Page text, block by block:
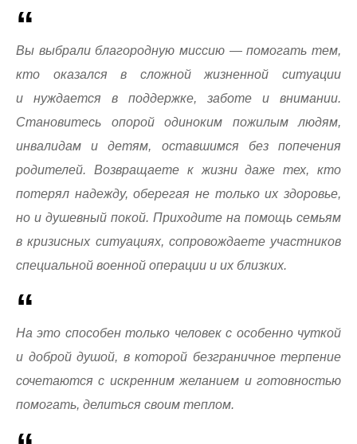
Вы выбрали благородную миссию — помогать тем,
кто оказался в сложной жизненной ситуации
и нуждается в поддержке, заботе и внимании.
Становитесь опорой одиноким пожилым людям,
инвалидам и детям, оставшимся без попечения
родителей. Возвращаете к жизни даже тех, кто
потерял надежду, оберегая не только их здоровье,
но и душевный покой. Приходите на помощь семьям
в кризисных ситуациях, сопровождаете участников
специальной военной операции и их близких.
На это способен только человек с особенно чуткой
и доброй душой, в которой безграничное терпение
сочетаются с искренним желанием и готовностью
помогать, делиться своим теплом.